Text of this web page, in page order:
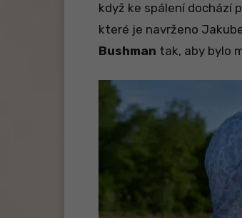
když ke spálení dochází
které je navrženo
Bushman tak, aby bylo